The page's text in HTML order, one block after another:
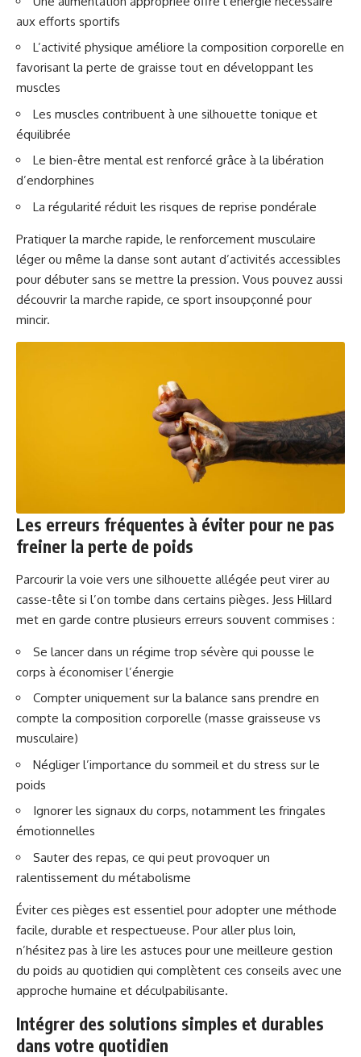
aux efforts sportifs
L’activité physique améliore la composition corporelle en
favorisant la perte de graisse tout en développant les
muscles
Les muscles contribuent à une silhouette tonique et
équilibrée
Le bien-être mental est renforcé grâce à la libération
d’endorphines
La régularité réduit les risques de reprise pondérale
Pratiquer la marche rapide, le renforcement musculaire
léger ou même la danse sont autant d’activités accessibles
pour débuter sans se mettre la pression. Vous pouvez aussi
découvrir la marche rapide, ce sport insoupçonné pour
mincir.
Les erreurs fréquentes à éviter pour ne pas
freiner la perte de poids
Parcourir la voie vers une silhouette allégée peut virer au
casse-tête si l’on tombe dans certains pièges. Jess Hillard
met en garde contre plusieurs erreurs souvent commises :
Se lancer dans un régime trop sévère qui pousse le
corps à économiser l’énergie
Compter uniquement sur la balance sans prendre en
compte la composition corporelle (masse graisseuse vs
musculaire)
Négliger l’importance du sommeil et du stress sur le
poids
Ignorer les signaux du corps, notamment les fringales
émotionnelles
Sauter des repas, ce qui peut provoquer un
ralentissement du métabolisme
Éviter ces pièges est essentiel pour adopter une méthode
facile, durable et respectueuse. Pour aller plus loin,
n’hésitez pas à lire les astuces pour une meilleure gestion
du poids au quotidien qui complètent ces conseils avec une
approche humaine et déculpabilisante.
Intégrer des solutions simples et durables
dans votre quotidien